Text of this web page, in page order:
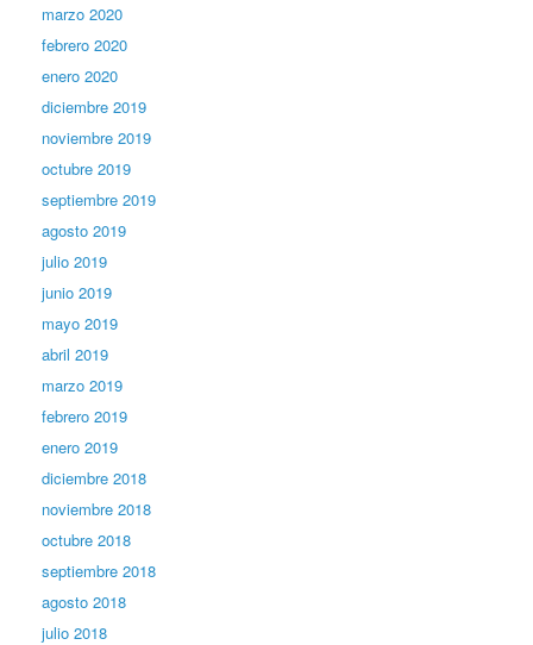
marzo 2020
febrero 2020
enero 2020
diciembre 2019
noviembre 2019
octubre 2019
septiembre 2019
agosto 2019
julio 2019
junio 2019
mayo 2019
abril 2019
marzo 2019
febrero 2019
enero 2019
diciembre 2018
noviembre 2018
octubre 2018
septiembre 2018
agosto 2018
julio 2018